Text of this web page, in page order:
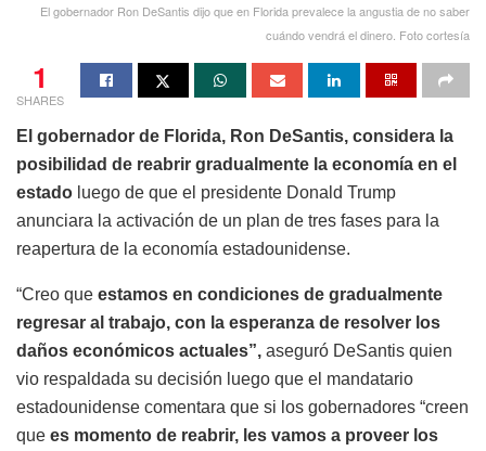
El gobernador Ron DeSantis dijo que en Florida prevalece la angustia de no saber
cuándo vendrá el dinero. Foto cortesía
1
SHARES
El gobernador de Florida, Ron DeSantis, considera la
posibilidad de reabrir gradualmente la economía en el
estado luego de que el presidente Donald Trump
anunciara la activación de un plan de tres fases para la
reapertura de la economía estadounidense.
“Creo que estamos en condiciones de gradualmente
regresar al trabajo, con la esperanza de resolver los
daños económicos actuales”, aseguró DeSantis quien
vio respaldada su decisión luego que el mandatario
estadounidense comentara que si los gobernadores “creen
que es momento de reabrir, les vamos a proveer los